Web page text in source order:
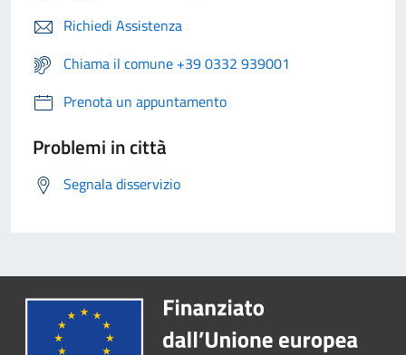
Richiedi Assistenza
Chiama il comune +39 0332 939001
Prenota un appuntamento
Problemi in città
Segnala disservizio